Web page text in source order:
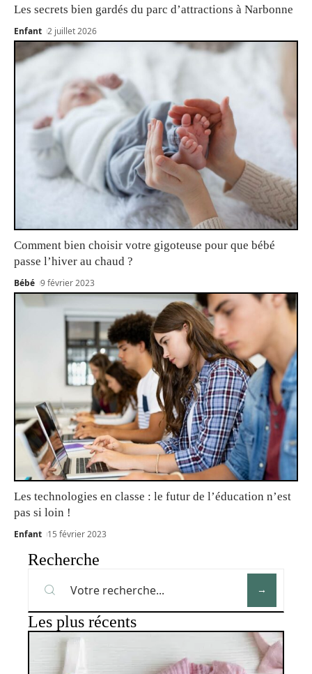
Les secrets bien gardés du parc d’attractions à Narbonne
Enfant 2 juillet 2026
Comment bien choisir votre gigoteuse pour que bébé
passe l’hiver au chaud ?
Bébé 9 février 2023
Les technologies en classe : le futur de l’éducation n’est
pas si loin !
Enfant 15 février 2023
Recherche
Les plus récents